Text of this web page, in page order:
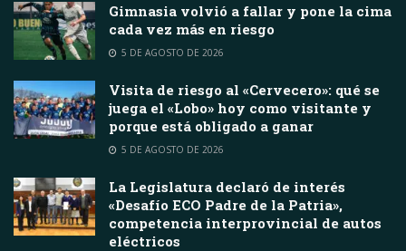
Gimnasia volvió a fallar y pone la cima
cada vez más en riesgo
5 DE AGOSTO DE 2026
Visita de riesgo al «Cervecero»: qué se
juega el «Lobo» hoy como visitante y
porque está obligado a ganar
5 DE AGOSTO DE 2026
La Legislatura declaró de interés
«Desafío ECO Padre de la Patria»,
competencia interprovincial de autos
eléctricos